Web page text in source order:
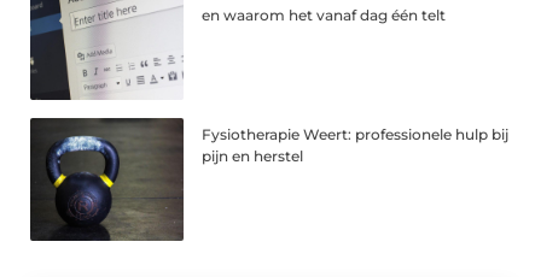
en waarom het vanaf dag één telt
Fysiotherapie Weert: professionele hulp bij
pijn en herstel